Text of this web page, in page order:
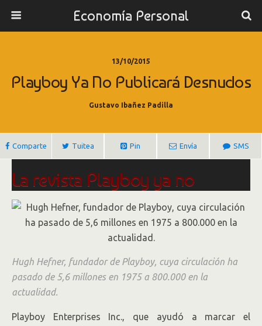
Economía Personal
13/10/2015
Playboy Ya No Publicará Desnudos
Gustavo Ibañez Padilla
Comparte Tuitea Pin Envía SMS
La revista Playboy ya no
publicará desnudos
Hugh Hefner, fundador de Playboy, cuya circulación ha
pasado de 5,6 millones en 1975 a 800.000 en la
actualidad.
Playboy Enterprises Inc., que ayudó a marcar el